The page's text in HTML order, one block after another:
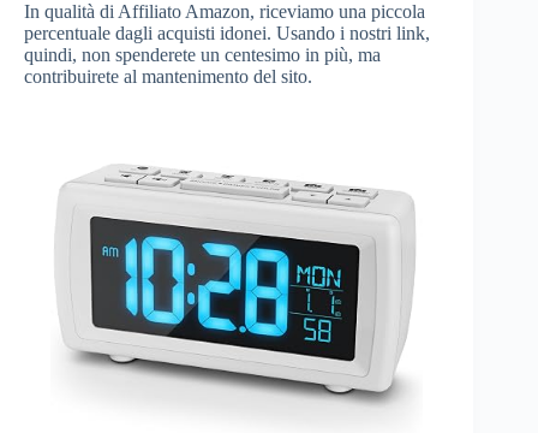
In qualità di Affiliato Amazon, riceviamo una piccola
percentuale dagli acquisti idonei. Usando i nostri link,
quindi, non spenderete un centesimo in più, ma
contribuirete al mantenimento del sito.